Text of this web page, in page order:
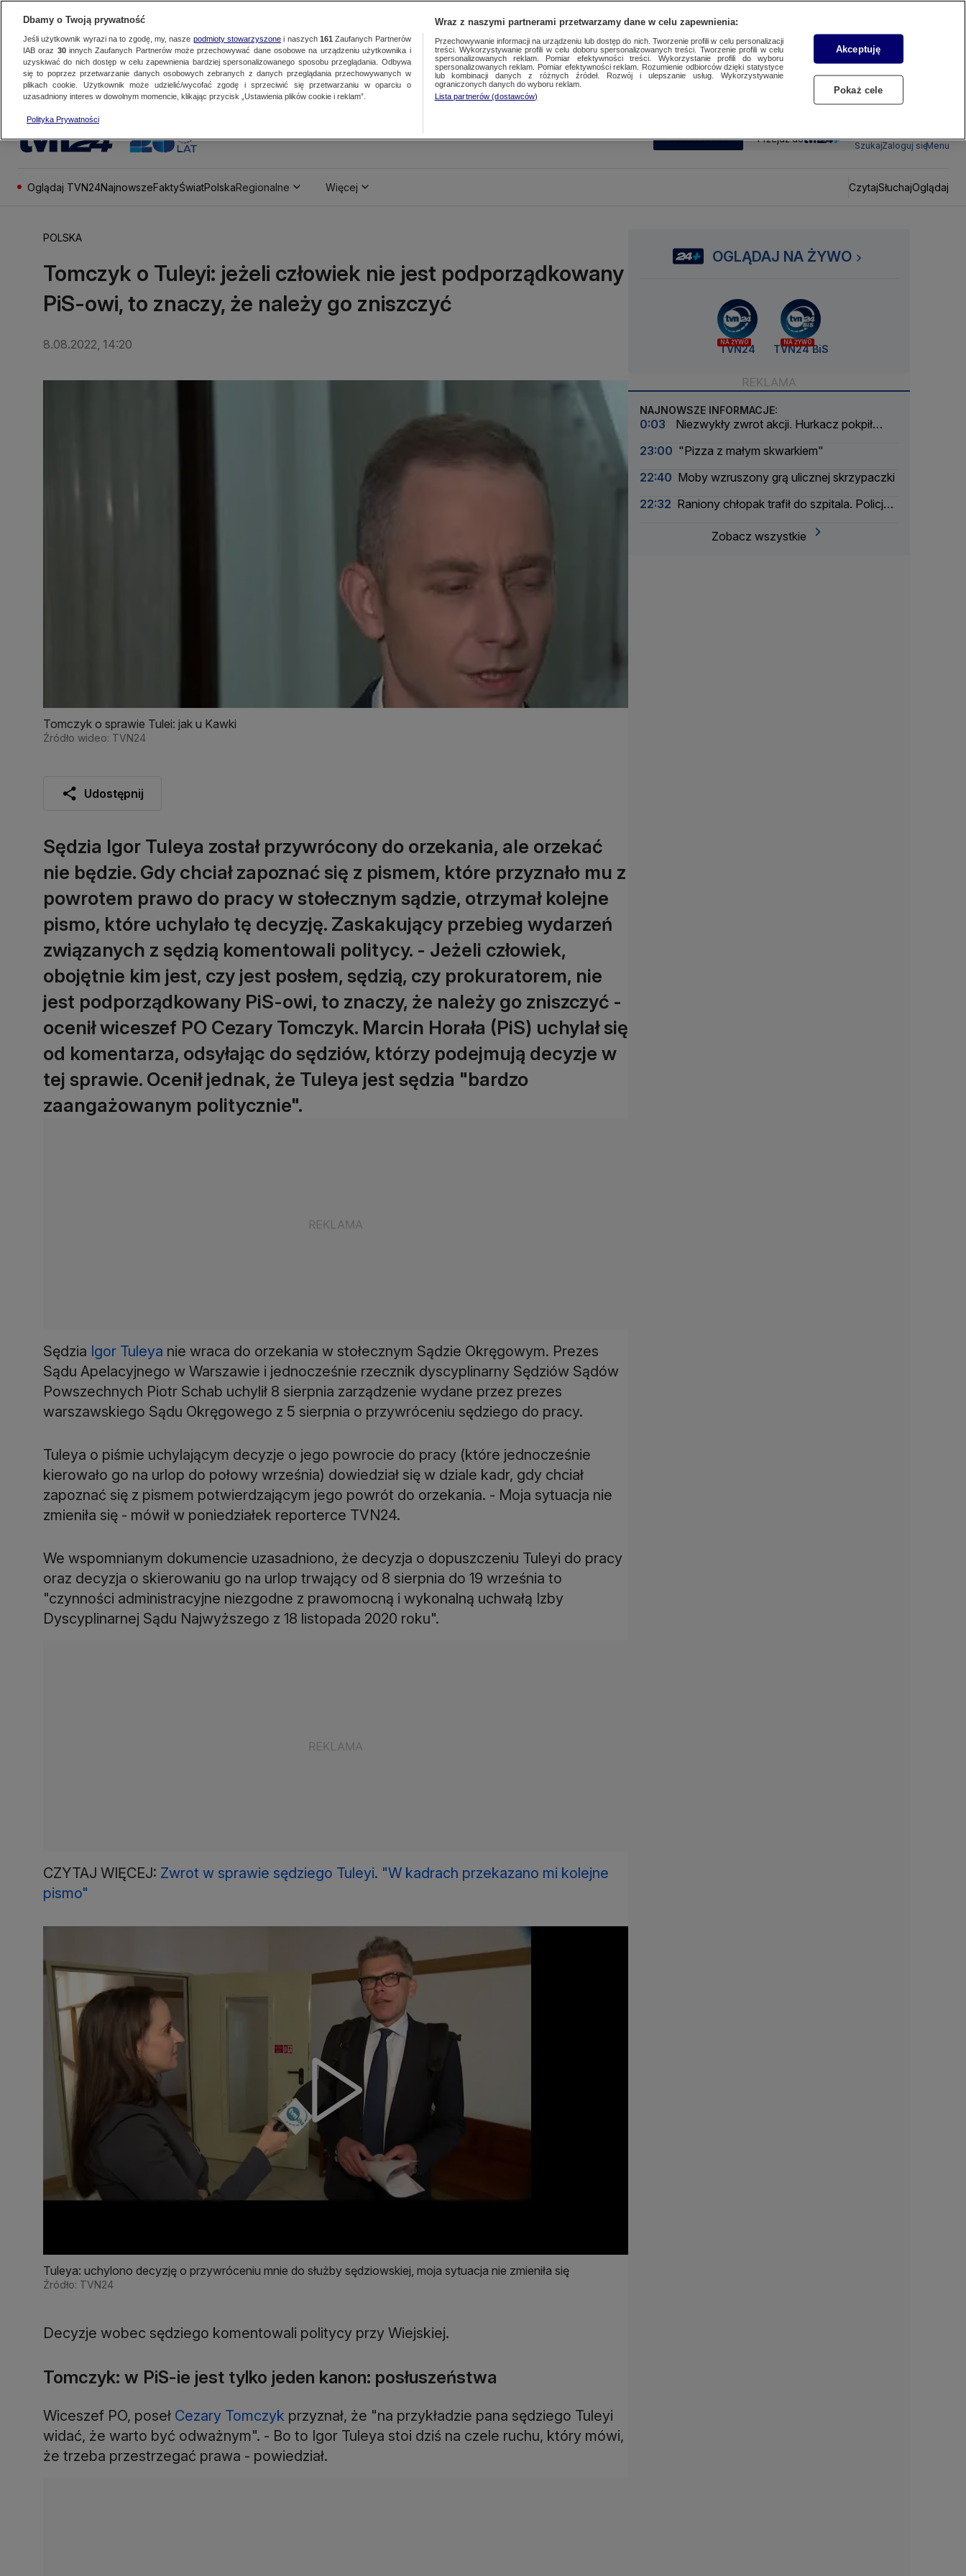
SUBSKRYBUJ Przejdź do
SzukajZaloguj sięMenu
Oglądaj TVN24NajnowszeFaktyŚwiatPolskaRegionalne Więcej CzytajSłuchajOglądaj
POLSKA
Tomczyk o Tuleyi: jeżeli człowiek nie jest podporządkowany
PiS-owi, to znaczy, że należy go zniszczyć
8.08.2022, 14:20
Tomczyk o sprawie Tulei: jak u Kawki
Źródło wideo: TVN24
Udostępnij
Sędzia Igor Tuleya został przywrócony do orzekania, ale orzekać
nie będzie. Gdy chciał zapoznać się z pismem, które przyznało mu z
powrotem prawo do pracy w stołecznym sądzie, otrzymał kolejne
pismo, które uchylało tę decyzję. Zaskakujący przebieg wydarzeń
związanych z sędzią komentowali politycy. - Jeżeli człowiek,
obojętnie kim jest, czy jest posłem, sędzią, czy prokuratorem, nie
jest podporządkowany PiS-owi, to znaczy, że należy go zniszczyć -
ocenił wiceszef PO Cezary Tomczyk. Marcin Horała (PiS) uchylał się
od komentarza, odsyłając do sędziów, którzy podejmują decyzje w
tej sprawie. Ocenił jednak, że Tuleya jest sędzia "bardzo
zaangażowanym politycznie".
Sędzia Igor Tuleya nie wraca do orzekania w stołecznym Sądzie Okręgowym. Prezes
Sądu Apelacyjnego w Warszawie i jednocześnie rzecznik dyscyplinarny Sędziów Sądów
Powszechnych Piotr Schab uchylił 8 sierpnia zarządzenie wydane przez prezes
warszawskiego Sądu Okręgowego z 5 sierpnia o przywróceniu sędziego do pracy.
Tuleya o piśmie uchylającym decyzje o jego powrocie do pracy (które jednocześnie
kierowało go na urlop do połowy września) dowiedział się w dziale kadr, gdy chciał
zapoznać się z pismem potwierdzającym jego powrót do orzekania. - Moja sytuacja nie
zmieniła się - mówił w poniedziałek reporterce TVN24.
We wspomnianym dokumencie uzasadniono, że decyzja o dopuszczeniu Tuleyi do pracy
oraz decyzja o skierowaniu go na urlop trwający od 8 sierpnia do 19 września to
"czynności administracyjne niezgodne z prawomocną i wykonalną uchwałą Izby
Dyscyplinarnej Sądu Najwyższego z 18 listopada 2020 roku".
CZYTAJ WIĘCEJ: Zwrot w sprawie sędziego Tuleyi. "W kadrach przekazano mi kolejne
pismo"
Tuleya: uchylono decyzję o przywróceniu mnie do służby sędziowskiej, moja sytuacja nie zmieniła się
Źródło: TVN24
Decyzje wobec sędziego komentowali politycy przy Wiejskiej.
Tomczyk: w PiS-ie jest tylko jeden kanon: posłuszeństwa
Wiceszef PO, poseł Cezary Tomczyk przyznał, że "na przykładzie pana sędziego Tuleyi
widać, że warto być odważnym". - Bo to Igor Tuleya stoi dziś na czele ruchu, który mówi,
że trzeba przestrzegać prawa - powiedział.
OGLĄDAJ NA ŻYWO
NA ŻYWO
TVN24
NA ŻYWO
TVN24 BiS
NAJNOWSZE INFORMACJE:
0:03
Niezwykły zwrot akcji. Hurkacz pokpił
23:00 "Pizza z małym skwarkiem"
22:40 Moby wzruszony grą ulicznej skrzypaczki
22:32 Raniony chłopak trafił do szpitala. Policja
Zobacz wszystkie
Dbamy o Twoją prywatność
Jeśli użytkownik wyrazi na to zgodę, my, nasze podmioty stowarzyszonei naszych 161 Zaufanych Partnerów
IAB oraz 30innych Zaufanych Partnerów może przechowywać dane osobowe na urządzeniu użytkownika i
uzyskiwać do nich dostęp w celu zapewnienia bardziej spersonalizowanego sposobu przeglądania. Odbywa
się to poprzez przetwarzanie danych osobowych zebranych z danych przeglądania przechowywanych w
plikach cookie. Użytkownik może udzielić/wycofać zgodę i sprzeciwić się przetwarzaniu w oparciu o
uzasadniony interes w dowolnym momencie, klikając przycisk „Ustawienia plików cookie i reklam”.
Polityka Prywatności
Wraz z naszymi partnerami przetwarzamy dane w celu zapewnienia:
Przechowywanie informacji na urządzeniu lub dostęp do nich. Tworzenie profili w celu personalizacji
treści. Wykorzystywanie profili w celu doboru spersonalizowanych treści. Tworzenie profili w celu
spersonalizowanych reklam. Pomiar efektywności treści. Wykorzystanie profili do wyboru
spersonalizowanych reklam. Pomiar efektywności reklam. Rozumienie odbiorców dzięki statystyce
lub kombinacji danych z różnych źródeł. Rozwój i ulepszanie usług. Wykorzystywanie
ograniczonych danych do wyboru reklam.
Lista partnerów (dostawców)
Akceptuję
Pokaż cele